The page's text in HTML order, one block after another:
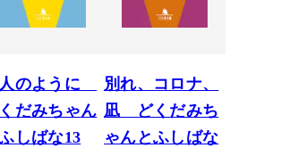
のように
だみちゃん
しばな13
別れ、コロナ、
凪 どくだみち
ゃんとふしばな